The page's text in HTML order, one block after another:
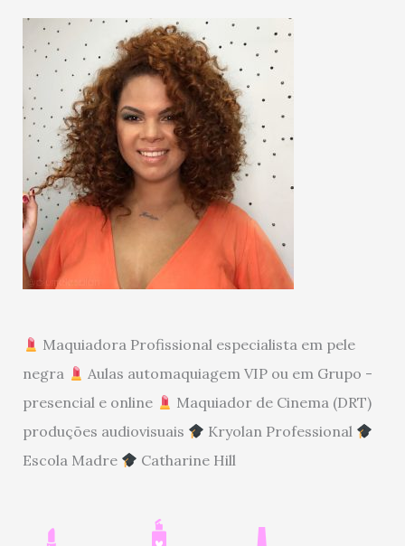
Maquiadora Profissional especialista em pele
negra
Aulas automaquiagem VIP ou em Grupo -
presencial e online
Maquiador de Cinema (DRT)
produções audiovisuais
Kryolan Professional
Escola Madre
Catharine Hill